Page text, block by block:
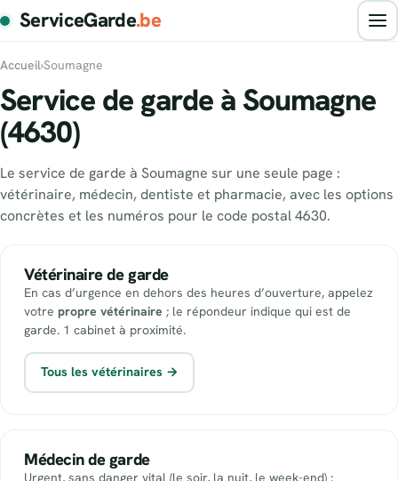
ServiceGarde.be
Accueil›Soumagne
Service de garde à Soumagne
(4630)
Le service de garde à Soumagne sur une seule page :
vétérinaire, médecin, dentiste et pharmacie, avec les options
concrètes et les numéros pour le code postal 4630.
Vétérinaire de garde
En cas d’urgence en dehors des heures d’ouverture, appelez
votre propre vétérinaire ; le répondeur indique qui est de
garde. 1 cabinet à proximité.
Tous les vétérinaires →
Médecin de garde
Urgent, sans danger vital (le soir, la nuit, le week-end) :